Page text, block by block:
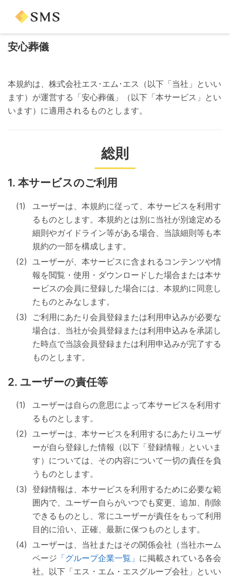
安心葬儀
本規約は、株式会社エス･エム･エス（以下「当社」といい
ます）が運営する「安心葬儀」（以下「本サービス」とい
います）に適用されるものとします。
総則
本サービスのご利用
ユーザーは、本規約に従って、本サービスを利用す
るものとします。本規約とは別に当社が別途定める
細則やガイドライン等がある場合、当該細則等も本
規約の一部を構成します。
ユーザーが、本サービスに含まれるコンテンツや情
報を閲覧・使用・ダウンロードした場合または本サ
ービスの会員に登録した場合には、本規約に同意し
たものとみなします。
ご利用にあたり会員登録または利用申込みが必要な
場合は、当社が会員登録または利用申込みを承諾し
た時点で当該会員登録または利用申込みが完了する
ものとします。
ユーザーの責任等
ユーザーは自らの意思によって本サービスを利用す
るものとします。
ユーザーは、本サービスを利用するにあたりユーザ
ーが自ら登録した情報（以下「登録情報」といいま
す）については、その内容について一切の責任を負
うものとします。
登録情報は、本サービスを利用するために必要な範
囲内で、ユーザー自らがいつでも変更、追加、削除
できるものとし、常にユーザーが責任をもって利用
目的に沿い、正確、最新に保つものとします。
ユーザーは、当社またはその関係会社（当社ホーム
ページ 「グループ企業一覧」 に掲載されている各会
社。以下「エス・エム・エスグループ会社」といい